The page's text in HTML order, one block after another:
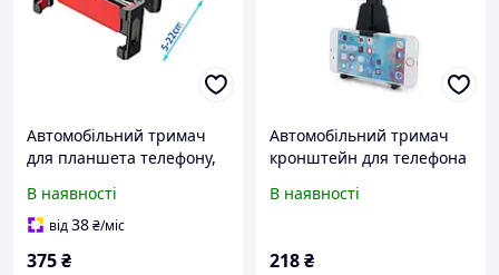
Автомобільний тримач
для планшета телефону,
планшету
В наявності
від38₴/міс
375₴
Автомобільний тримач
кронштейн для телефона
навігатора на дзеркало
В наявності
218₴